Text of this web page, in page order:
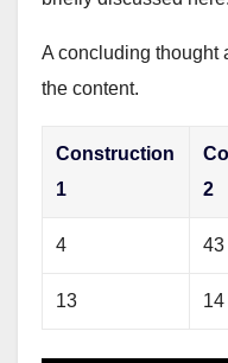
A concluding thought
the content.
Construction
1
2
4 43
13 14